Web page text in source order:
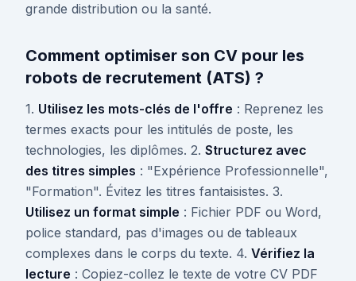
grande distribution ou la santé.
Comment optimiser son CV pour les
robots de recrutement (ATS) ?
1. Utilisez les mots-clés de l'offre : Reprenez les
termes exacts pour les intitulés de poste, les
technologies, les diplômes. 2. Structurez avec
des titres simples : "Expérience Professionnelle",
"Formation". Évitez les titres fantaisistes. 3.
Utilisez un format simple : Fichier PDF ou Word,
police standard, pas d'images ou de tableaux
complexes dans le corps du texte. 4. Vérifiez la
lecture : Copiez-collez le texte de votre CV PDF